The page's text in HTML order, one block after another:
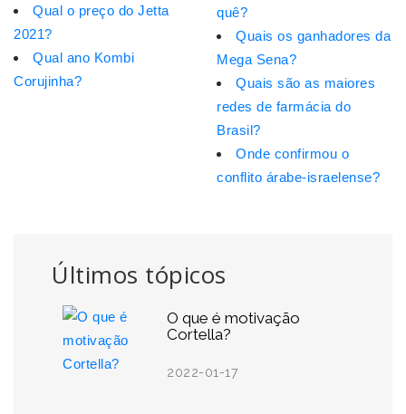
Últimos tópicos
O que é motivação
Cortella?
2022-01-17
Qual o preço do Jetta
2021?
Qual ano Kombi
Corujinha?
quê?
Quais os ganhadores da
Mega Sena?
Quais são as maiores
redes de farmácia do
Brasil?
Onde confirmou o
conflito árabe-israelense?